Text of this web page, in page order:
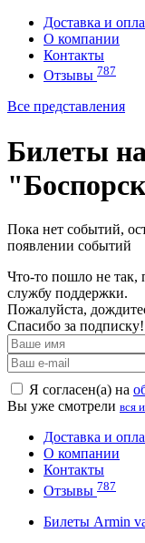
Доставка и
О компании
Контакты
Отзывы 787
Все представления
Билеты
Пока нет событий,
появлении событий
Что-то пошло не так,
службу поддержки.
Пожалуйста,
Спасибо за подписку!
Я согласен(а) на
Вы уже смотрели вся
Доставка и
О компании
Контакты
Отзывы 787
Билеты Armin